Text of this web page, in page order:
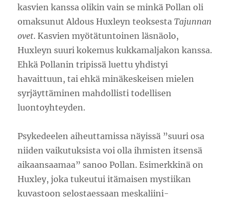
kasvien kanssa olikin vain se minkä Pollan oli
omaksunut Aldous Huxleyn teoksestaTajunnan
ovet. Kasvien myötätuntoinen läsnäolo,
Huxleyn suuri kokemus kukkamaljakon kanssa.
Ehkä Pollanin tripissä luettu yhdistyi
havaittuun, tai ehkä minäkeskeisen mielen
syrjäyttäminen mahdollisti todellisen
luontoyhteyden.
Psykedeelen aiheuttamissa näyissä ”suuri osa
niiden vaikutuksista voi olla ihmisten itsensä
aikaansaamaa” sanoo Pollan. Esimerkkinä on
Huxley, joka tukeutui itämaisen mystiikan
kuvastoon selostaessaan meskaliini-